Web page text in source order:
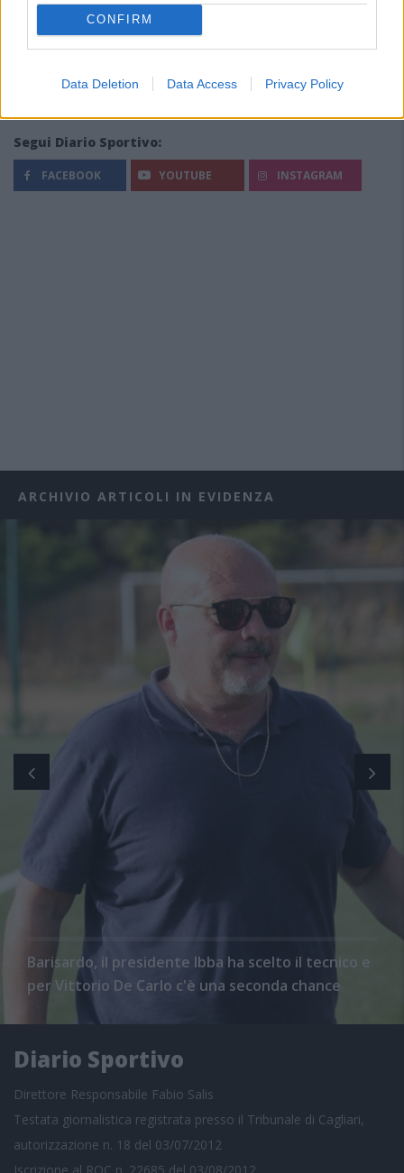
CONFIRM
Data Deletion Data Access Privacy Policy
Segui Diario Sportivo:
FACEBOOK YOUTUBE INSTAGRAM
ARCHIVIO ARTICOLI IN EVIDENZA
Barisardo, il presidente Ibba ha scelto il tecnico e
per Vittorio De Carlo c'è una seconda chance
Diario Sportivo
Direttore Responsabile Fabio Salis
Testata giornalistica registrata presso il Tribunale di Cagliari,
autorizzazione n. 18 del 03/07/2012
Iscrizione al ROC n. 22685 del 03/08/2012